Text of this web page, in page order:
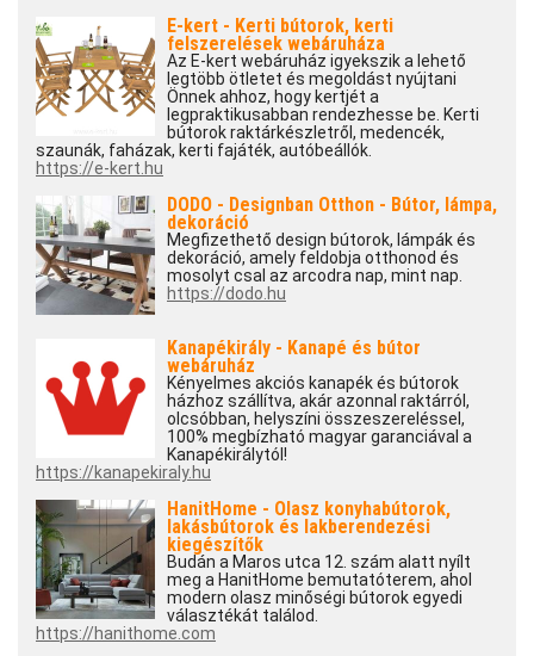
E-kert - Kerti bútorok, kerti
felszerelések webáruháza
Az E-kert webáruház igyekszik a lehető
legtöbb ötletet és megoldást nyújtani
Önnek ahhoz, hogy kertjét a
legpraktikusabban rendezhesse be. Kerti
bútorok raktárkészletről, medencék,
szaunák, faházak, kerti fajáték, autóbeállók.
https://e-kert.hu
DODO - Designban Otthon - Bútor, lámpa,
dekoráció
Megfizethető design bútorok, lámpák és
dekoráció, amely feldobja otthonod és
mosolyt csal az arcodra nap, mint nap.
https://dodo.hu
Kanapékirály - Kanapé és bútor
webáruház
Kényelmes akciós kanapék és bútorok
házhoz szállítva, akár azonnal raktárról,
olcsóbban, helyszíni összeszereléssel,
100% megbízható magyar garanciával a
Kanapékirálytól!
https://kanapekiraly.hu
HanitHome - Olasz konyhabútorok,
lakásbútorok és lakberendezési
kiegészítők
Budán a Maros utca 12. szám alatt nyílt
meg a HanitHome bemutatóterem, ahol
modern olasz minőségi bútorok egyedi
választékát találod.
https://hanithome.com